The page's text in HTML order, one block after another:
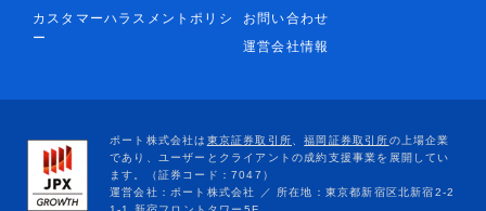
カスタマーハラスメントポリシ
ー
お問い合わせ
運営会社情報